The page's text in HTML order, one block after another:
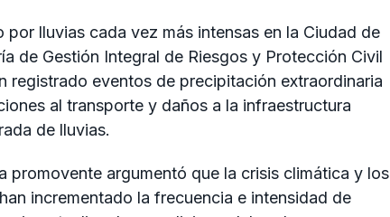
lluvias cada vez más intensas en la Ciudad de
de Gestión Integral de Riesgos y Protección Civil
registrado eventos de precipitación extraordinaria
al transporte y daños a la infraestructura
de lluvias.
promovente argumentó que la crisis climática y los
incrementado la frecuencia e intensidad de